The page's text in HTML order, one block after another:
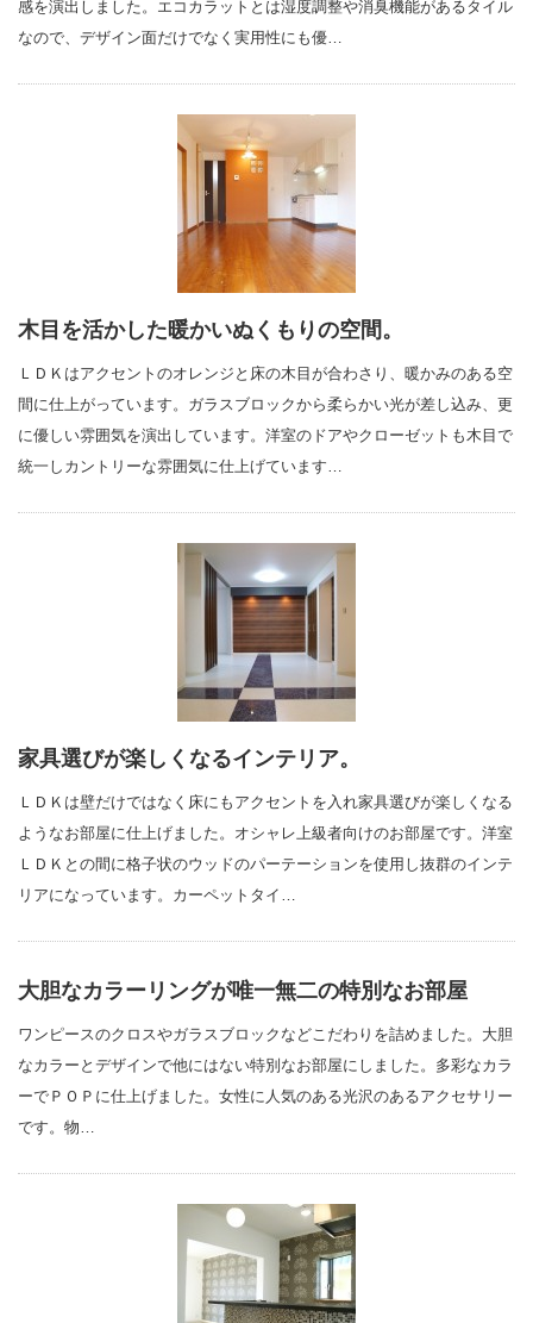
感を演出しました。エコカラットとは湿度調整や消臭機能があるタイル
なので、デザイン面だけでなく実用性にも優…
木目を活かした暖かいぬくもりの空間。
ＬＤＫはアクセントのオレンジと床の木目が合わさり、暖かみのある空
間に仕上がっています。ガラスブロックから柔らかい光が差し込み、更
に優しい雰囲気を演出しています。洋室のドアやクローゼットも木目で
統一しカントリーな雰囲気に仕上げています…
家具選びが楽しくなるインテリア。
ＬＤＫは壁だけではなく床にもアクセントを入れ家具選びが楽しくなる
ようなお部屋に仕上げました。オシャレ上級者向けのお部屋です。洋室
ＬＤＫとの間に格子状のウッドのパーテーションを使用し抜群のインテ
リアになっています。カーペットタイ…
大胆なカラーリングが唯一無二の特別なお部屋
ワンピースのクロスやガラスブロックなどこだわりを詰めました。大胆
なカラーとデザインで他にはない特別なお部屋にしました。多彩なカラ
ーでＰＯＰに仕上げました。女性に人気のある光沢のあるアクセサリー
です。物…